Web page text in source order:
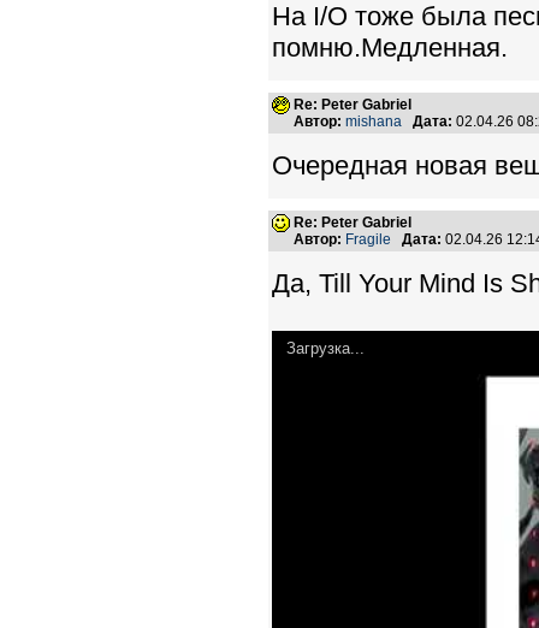
На I/O тоже была
помню.Медленная.
Re: Peter Gabriel
Автор: mishana Дата: 02.04.26
Очередная новая
Re: Peter Gabriel
Автор: Fragile Дата: 02.04.26
Да, Till Your Mind Is
Загрузка...